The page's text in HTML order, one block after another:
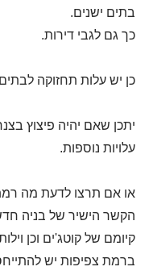
בתים ישנים.
כך גם לגבי דירות.
כן יש עלות תחזוקה
יתכן שאם יהיה פיצוץ
עלויות נוספות.
או אם תרצו לדעת מה
הקשר הישיר של בניה
קיומם של קוטג'ים וכן
ברמת צפיפות יש